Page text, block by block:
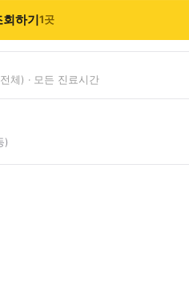
회하기1곳
체) · 모든 진료시간
)